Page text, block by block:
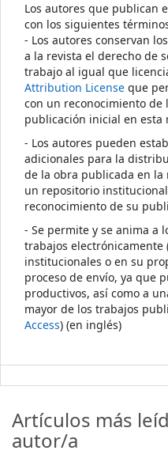
Los autores que publican
con los siguientes
- Los autores conservan
a la revista el derecho de
trabajo al igual que
Attribution License que
con un reconocimiento
publicación inicial en esta
- Los autores pueden
adicionales para la
de la obra publicada en
un repositorio
reconocimiento de su
- Se permite y se anima a
trabajos
institucionales o en su
proceso de envío, ya que
productivos, así como a
mayor de los trabajos
Access) (en inglés)
Artículos más
autor/a